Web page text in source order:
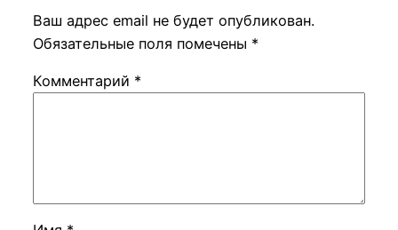
Ваш адрес email не будет опубликован.
Обязательные поля помечены *
Комментарий *